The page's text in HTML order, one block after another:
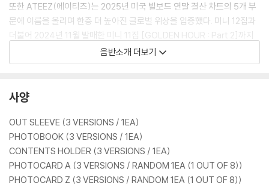
또한 ATEEZ(에이티즈)는 2025년 미국 빌보드 연말 결산 차트의 5개 부
문에 이름을 올리며 한층 더 높아진 글로벌 위상을 입증했다. 미니 12집과
더불어 2024년 11월 발매한 미니 11집 [GOLDEN HOUR : Part.2]까지
차트인 시키며 ATEEZ(에이티즈)의 견고한 인기를 확인시켰다.
SY]를 통해 인천을 시작으로 북미 12개 도시, 일본 3개 도시에서 공연을
년에도 아시아와 호주에서 투어를 개최하며 대장정을 이어간다. 특히 자카
르타, 쿠알라룸푸르, 마카오에서 데뷔 이래 최초로 단독 콘서트를 진행하
여 더욱 특별한 의미를 지닌다.
세계 각지를 무대로 압도적 존재감을 떨치고 있는 ATEEZ(에이티즈)의 행
음반소개 더보기
사양
OUT SLEEVE (3 VERSIONS / 1EA)
PHOTOBOOK (3 VERSIONS / 1EA)
CONTENTS HOLDER (3 VERSIONS / 1EA)
PHOTOCARD A (3 VERSIONS / RANDOM 1EA (1 OUT OF 8))
PHOTOCARD Z (3 VERSIONS / RANDOM 1EA (1 OUT OF 8))